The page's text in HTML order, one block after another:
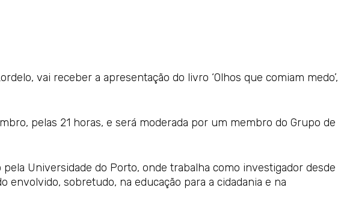
vai receber a apresentação do livro ‘Olhos que comiam medo’,
pelas 21 horas, e será moderada por um membro do Grupo de
Universidade do Porto, onde trabalha como investigador desde
sobretudo, na educação para a cidadania e na